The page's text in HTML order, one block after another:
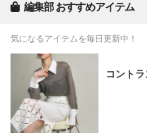
編集部 おすすめアイテム
気になるアイテムを毎日更新中！
コント